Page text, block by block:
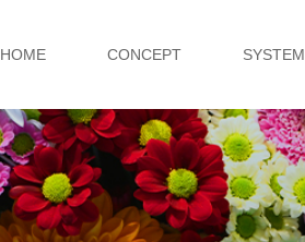
HOME CONCEPT SYSTEM